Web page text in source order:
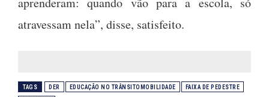
atravessam nela”, disse, satisfeito.
TAGS DER EDUCAÇÃO NO TRÂNSITOMOBILIDADE FAIXA DE PEDESTRE